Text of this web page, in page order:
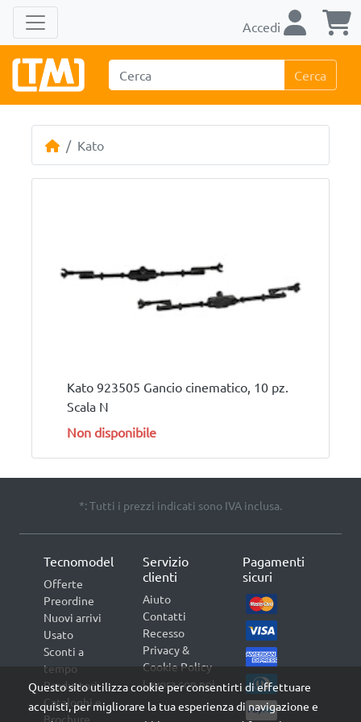
Accedi
Cerca
Kato
Kato 923505 Gancio cinematico, 10 pz.
Scala N
Non disponibile
*: Tutti i prezzi indicati sono IVA inclusa.
Tecnomodel
Offerte
Preordine
Nuovi arrivi
Usato
Sconti a
tempo
Produttori
Cataloghi e
Brochure
Servizio
clienti
Aiuto
Contatti
Recesso
Privacy &
Cookie Policy
Lavora con noi
Pagamenti
sicuri
Questo sito utilizza cookie per consentirti di effettuare
acquisti, per migliorare la tua esperienza di navigazione e